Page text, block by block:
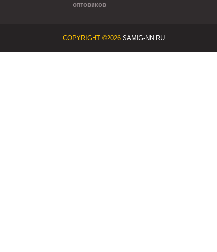
оптовиков
COPYRIGHT ©2026 SAMIG-NN.RU